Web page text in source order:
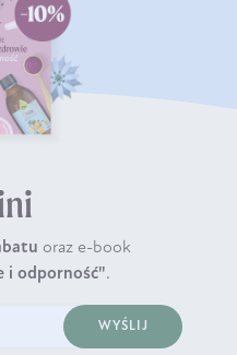
oraz e-book
i odporność".
WYŚLIJ